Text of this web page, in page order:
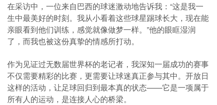
在采访中，一位来自巴西的球迷激动地告诉我：“这是我一
生中最美好的时刻。我从小看着这些球星踢球长大，现在能
亲眼看到他们训练，感觉就像做梦一样。”他的眼眶湿润
了，而我也被这份真挚的情感所打动。
作为见证过无数届世界杯的老记者，我深知一届成功的赛事
不仅需要精彩的比赛，更需要让球迷真正参与其中。开放日
这样的活动，让足球回归到最本真的状态——它是一项属于
所有人的运动，是连接人心的桥梁。